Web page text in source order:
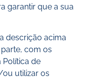
garantir que a sua
descrição acima
com os
Política de
ou utilizar os